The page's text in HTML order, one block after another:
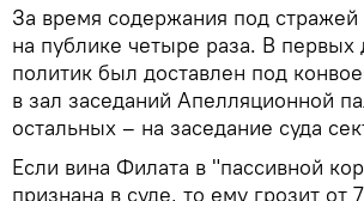
За время содержания под
на публике четыре раза. В первых
политик был доставлен под
в зал заседаний Апелляционной
остальных – на заседание суда
Если вина Филата в "пассивной
признана в суде, то ему грозит от